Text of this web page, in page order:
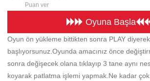
Silah
Basketbol
Motor
Puan ver
Oyuna Başla
Oyun ön yükleme bittikten sonra PLAY
başlıyorsunuz.Oyunda amacınız önce
sonra değişecek olana tıklayıp 3 tane aynı
koyarak patlatma işlemi yapmak.Ne kadar